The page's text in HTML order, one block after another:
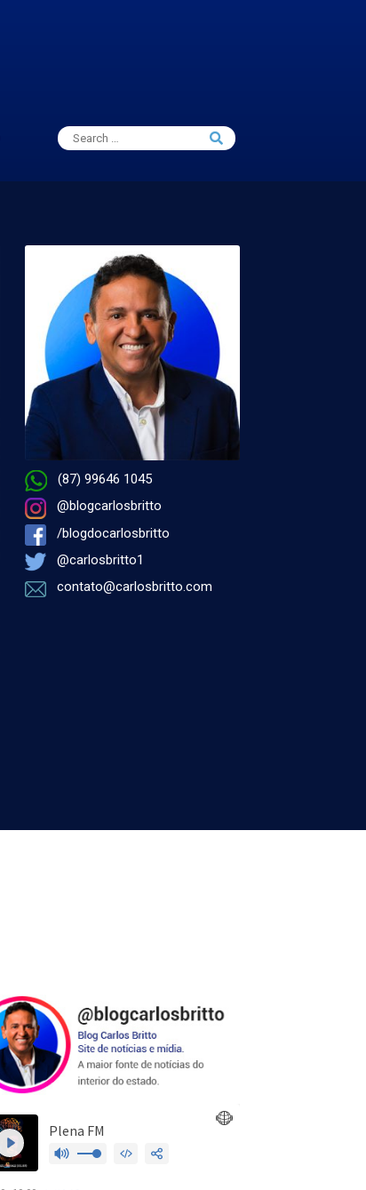
Search
for:
Search
(87) 99646 1045
@blogcarlosbritto
/blogdocarlosbritto
@carlosbritto1
contato@carlosbritto.com